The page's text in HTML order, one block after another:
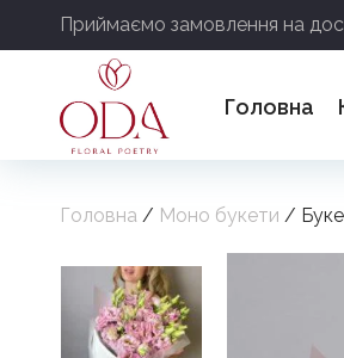
Приймаємо замовлення на
Головна
Головна / Моно букети /